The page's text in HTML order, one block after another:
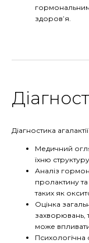
здоров’я.
Діагностика
Медичний
їхню структуру
Аналіз
пролактину та
таких як
Оцінка
захворювань,
може
Психологічна